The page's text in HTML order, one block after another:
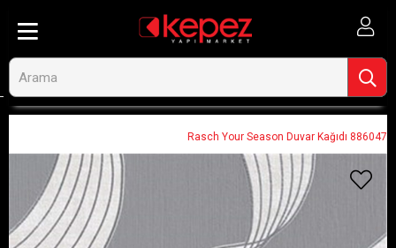
Rasch Your Season Duvar Kağıdı 886047